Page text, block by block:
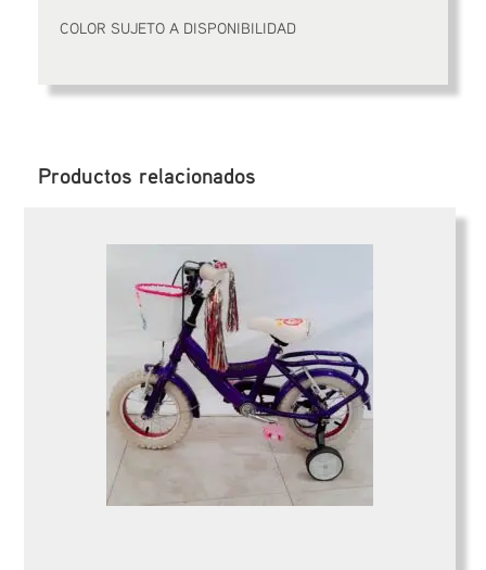
COLOR SUJETO A DISPONIBILIDAD
Productos relacionados